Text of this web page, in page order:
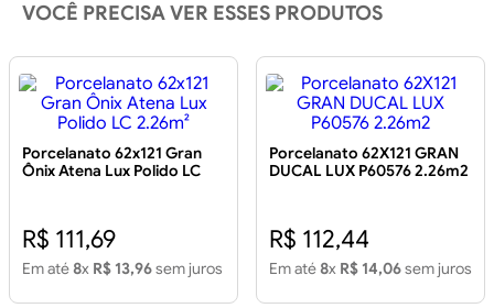
VOCÊ PRECISA VER ESSES PRODUTOS
Porcelanato 62x121 Gran
Ônix Atena Lux Polido LC
R$ 111,69
Em até8x R$ 13,96sem juros
Porcelanato 62X121 GRAN
DUCAL LUX P60576 2.26m2
R$ 112,44
Em até8x R$ 14,06sem juros